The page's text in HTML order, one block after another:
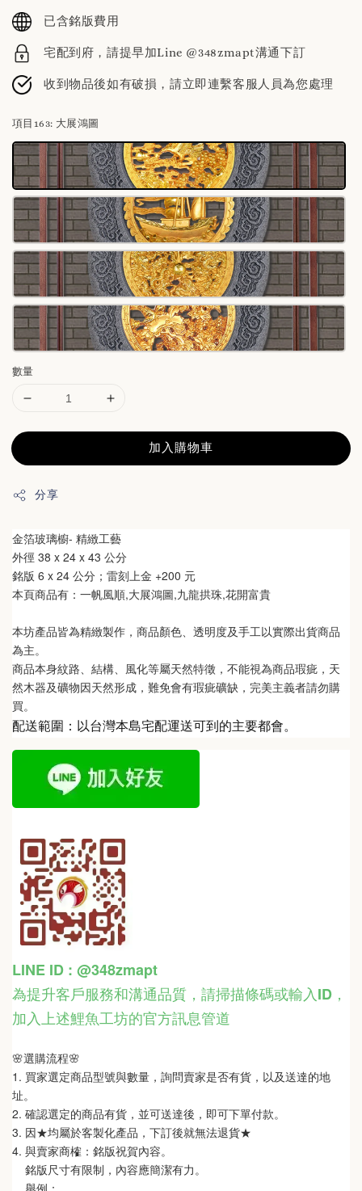
price
已含銘版費用
宅配到府，請提早加Line @348zmapt溝通下訂
收到物品後如有破損，請立即連繫客服人員為您處理
項目163: 大展鴻圖
數量
加入購物車
分享
金箔玻璃櫥- 精緻工藝
外徑 38 x 24 x 43 公分
銘版 6 x 24 公分 ；雷刻上金 +200 元
本頁商品有：一帆風順,大展鴻圖,九龍拱珠,花開富貴
本坊產品皆為精緻製作，商品顏色、透明度及手工以實際出貨商品
為主。
商品本身紋路、結構、風化等屬天然特徵，不能視為商品瑕疵，天
然木器及礦物因天然形成，難免會有瑕疵礦缺，完美主義者請勿購
買。
配送範圍：以台灣本島宅配運送可到的主要都會。
LINE ID : @348zmapt
為提升客戶服務和溝通品質，請掃描條碼或輸入ID ，
加入上述鯉魚工坊的官方訊息管道
🌸選購流程🌸
1. 買家選定商品型號與數量，詢問賣家是否有貨，以及送達的地
址。
2. 確認選定的商品有貨，並可送達後，即可下單付款。
3. 因★均屬於客製化產品，下訂後就無法退貨★
4. 與賣家商榷：銘版祝賀內容。
銘版尺寸有限制，內容應簡潔有力。
舉例：